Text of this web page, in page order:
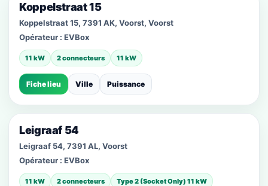
Koppelstraat 15
Koppelstraat 15, 7391 AK, Voorst, Voorst
Opérateur : EVBox
11 kW 2 connecteurs 11 kW
Fiche lieu Ville Puissance
Leigraaf 54
Leigraaf 54, 7391 AL, Voorst
Opérateur : EVBox
11 kW 2 connecteurs Type 2 (Socket Only) 11 kW